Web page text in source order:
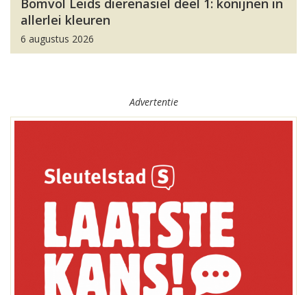
Bomvol Leids dierenasiel deel 1: konijnen in
allerlei kleuren
6 augustus 2026
Advertentie